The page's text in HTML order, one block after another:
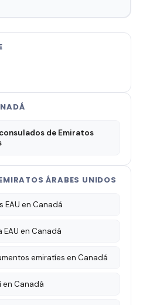
de Emiratos
ÁRABES UNIDOS
en Canadá
en Canadá
emiratíes en Canadá
en Canadá